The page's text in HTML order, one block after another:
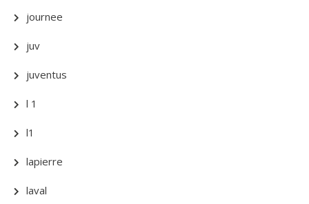
journee
juv
juventus
l 1
l1
lapierre
laval